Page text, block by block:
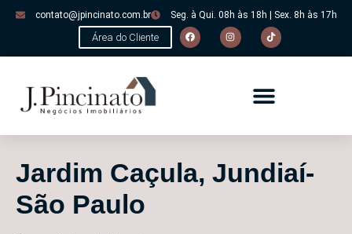
contato@jpincinato.com.br Seg. à Qui. 08h às 18h | Sex. 8h às 17h
Área do Cliente
Jardim Caçula, Jundiaí-
São Paulo